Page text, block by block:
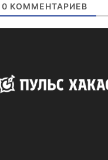
0 КОММЕНТАРИЕВ